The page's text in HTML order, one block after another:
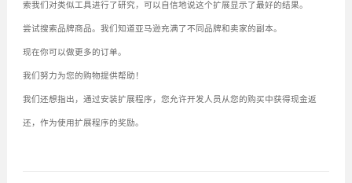
索我们对类似工具进行了研究，可以自信地说这个扩展显示了最好的结果。
尝试搜索品牌商品。我们知道亚马逊充满了不同品牌和卖家的副本。
现在你可以做更多的订单。
我们努力为您的购物提供帮助！
我们还想指出，通过安装扩展程序，您允许开发人员从您的购买中获得现金返
还，作为使用扩展程序的奖励。